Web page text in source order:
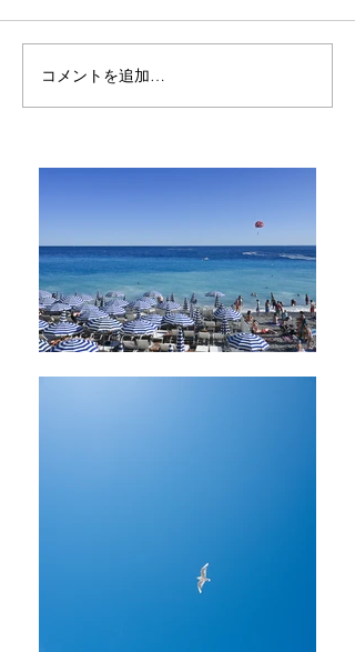
ワタリガラスを探して - 2
コメントを追加…